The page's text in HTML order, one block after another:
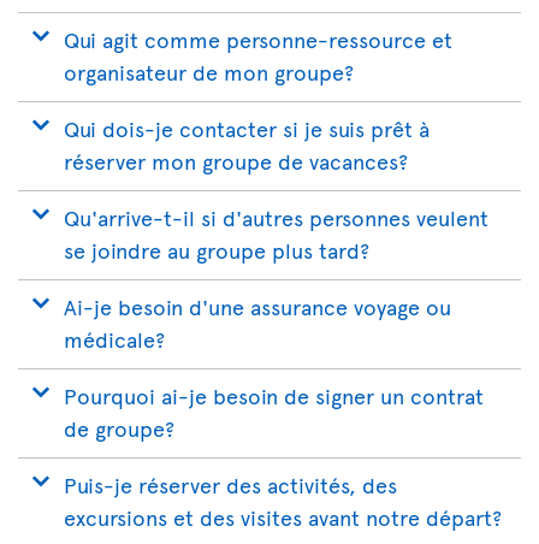
Qui agit comme personne-ressource et
organisateur de mon groupe?
Qui dois-je contacter si je suis prêt à
réserver mon groupe de vacances?
Qu'arrive-t-il si d'autres personnes veulent
se joindre au groupe plus tard?
Ai-je besoin d'une assurance voyage ou
médicale?
Pourquoi ai-je besoin de signer un contrat
de groupe?
Puis-je réserver des activités, des
excursions et des visites avant notre départ?